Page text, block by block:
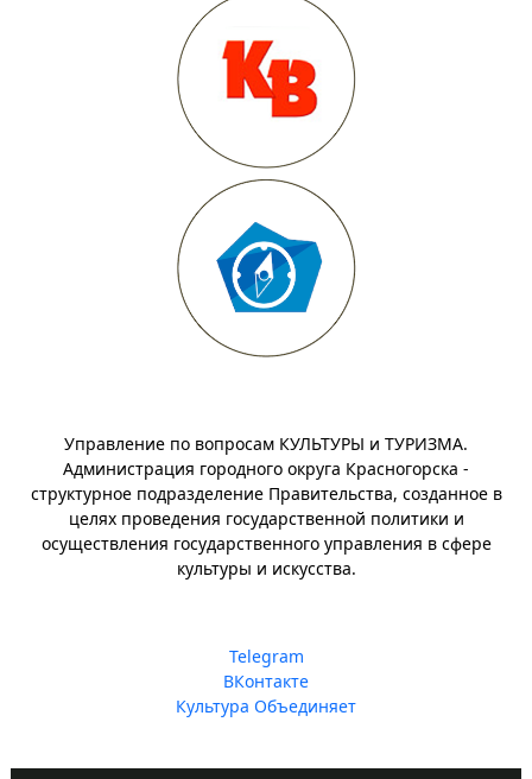
Управление по вопросам КУЛЬТУРЫ и ТУРИЗМА.
Администрация городного округа Красногорска -
структурное подразделение Правительства, созданное в
целях проведения государственной политики и
осуществления государственного управления в сфере
культуры и искусства.
Telegram
ВКонтакте
Культура Объединяет